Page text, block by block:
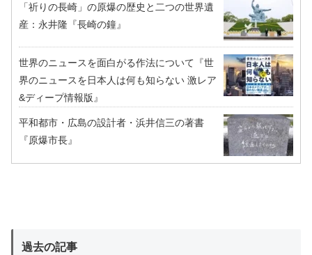
「祈りの長崎」の原爆の歴史と二つの世界遺
産：永井隆『長崎の鐘』
世界のニュースを面白がる作法について『世
界のニュースを日本人は何も知らない 激レア
&ディープ情報版』
平和都市・広島の設計者・浜井信三の著書
『原爆市長』
過去の記事